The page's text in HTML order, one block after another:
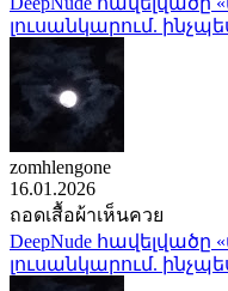
լուսանկարում.
zomhlengone
16.01.2026
ถอดเสื้อผ้าเห็นควย
DeepNude
լուսանկարում.